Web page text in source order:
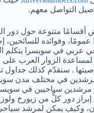
التواصل معهم.
أقسامًا متنوعة حول دور
وفوائده للسائحين،
عربي في سويسرا يتكلم
لمساعدة الزوار العرب
. سنقدّم كذلك جداول
في مختلف مدن
مرشدين سياحيين في
دور كلٍّ من زيورخ
وكيف يمكن لمرشد